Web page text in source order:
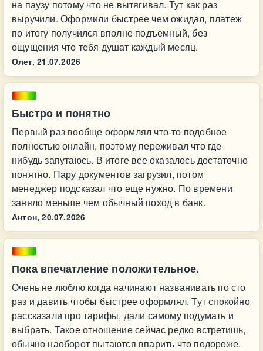
на паузу потому что не вытягивал. Тут как раз
выручили. Оформили быстрее чем ожидал, платеж
по итогу получился вполне подъемный, без
ощущения что тебя душат каждый месяц.
Олег, 21.07.2026
Быстро и понятно
Первый раз вообще оформлял что-то подобное
полностью онлайн, поэтому переживал что где-
нибудь запутаюсь. В итоге все оказалось достаточно
понятно. Пару документов загрузил, потом
менеджер подсказал что еще нужно. По времени
заняло меньше чем обычный поход в банк.
Антон, 20.07.2026
Пока впечатление положительное.
Очень не люблю когда начинают названивать по сто
раз и давить чтобы быстрее оформлял. Тут спокойно
рассказали про тарифы, дали самому подумать и
выбрать. Такое отношение сейчас редко встретишь,
обычно наоборот пытаются впарить что подороже.